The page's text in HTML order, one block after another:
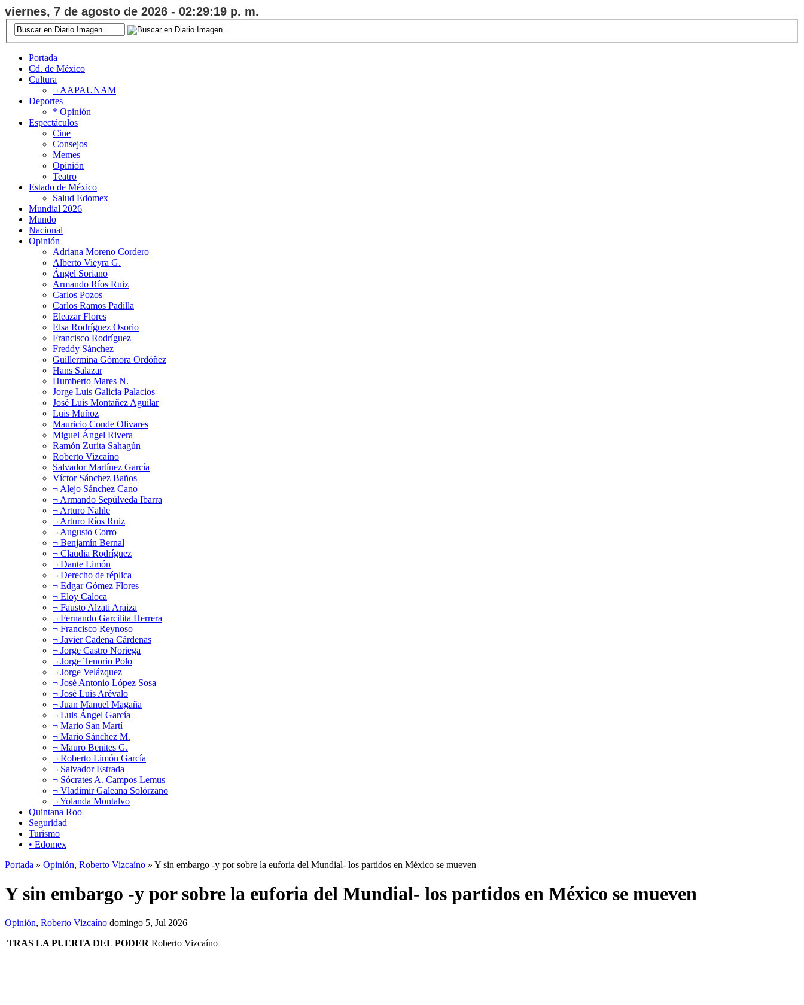
viernes, 7 de agosto de 2026 - 02:29:20 p. m.
Portada
Cd. de México
Cultura
¬ AAPAUNAM
Deportes
* Opinión
Espectáculos
Cine
Consejos
Memes
Opinión
Teatro
Estado de México
Salud Edomex
Mundial 2026
Mundo
Nacional
Opinión
Adriana Moreno Cordero
Alberto Vieyra G.
Ángel Soriano
Armando Ríos Ruiz
Carlos Pozos
Carlos Ramos Padilla
Eleazar Flores
Elsa Rodríguez Osorio
Francisco Rodríguez
Freddy Sánchez
Guillermina Gómora Ordóñez
Hans Salazar
Humberto Mares N.
Jorge Luis Galicia Palacios
José Luis Montañez Aguilar
Luis Muñoz
Mauricio Conde Olivares
Miguel Ángel Rivera
Ramón Zurita Sahagún
Roberto Vizcaíno
Salvador Martínez García
Víctor Sánchez Baños
¬ Alejo Sánchez Cano
¬ Armando Sepúlveda Ibarra
¬ Arturo Nahle
¬ Arturo Ríos Ruiz
¬ Augusto Corro
¬ Benjamín Bernal
¬ Claudia Rodríguez
¬ Dante Limón
¬ Derecho de réplica
¬ Edgar Gómez Flores
¬ Eloy Caloca
¬ Fausto Alzati Araiza
¬ Fernando Garcilita Herrera
¬ Francisco Reynoso
¬ Javier Cadena Cárdenas
¬ Jorge Castro Noriega
¬ Jorge Tenorio Polo
¬ Jorge Velázquez
¬ José Antonio López Sosa
¬ José Luis Arévalo
¬ Juan Manuel Magaña
¬ Luis Ángel García
¬ Mario San Martí
¬ Mario Sánchez M.
¬ Mauro Benites G.
¬ Roberto Limón García
¬ Salvador Estrada
¬ Sócrates A. Campos Lemus
¬ Vladimir Galeana Solórzano
¬ Yolanda Montalvo
Quintana Roo
Seguridad
Turismo
• Edomex
Portada » Opinión, Roberto Vizcaíno » Y sin embargo -y por sobre la euforia del Mundial- los partidos en México se mueven
Y sin embargo -y por sobre la euforia del Mundial- los partidos en México se mueven
Opinión, Roberto Vizcaíno domingo 5, Jul 2026
TRAS LA PUERTA DEL PODER Roberto Vizcaíno